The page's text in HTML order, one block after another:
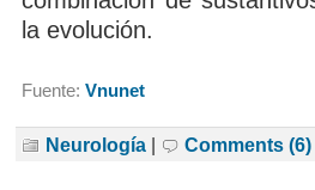
la evolución.
Fuente: Vnunet
Neurología | Comments (6)